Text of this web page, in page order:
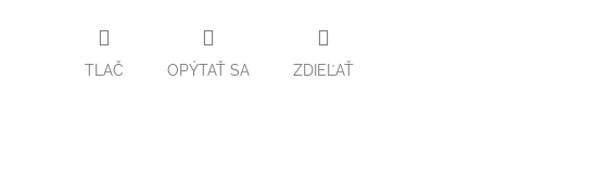
TLAČ OPÝTAŤ SA ZDIEĽAŤ